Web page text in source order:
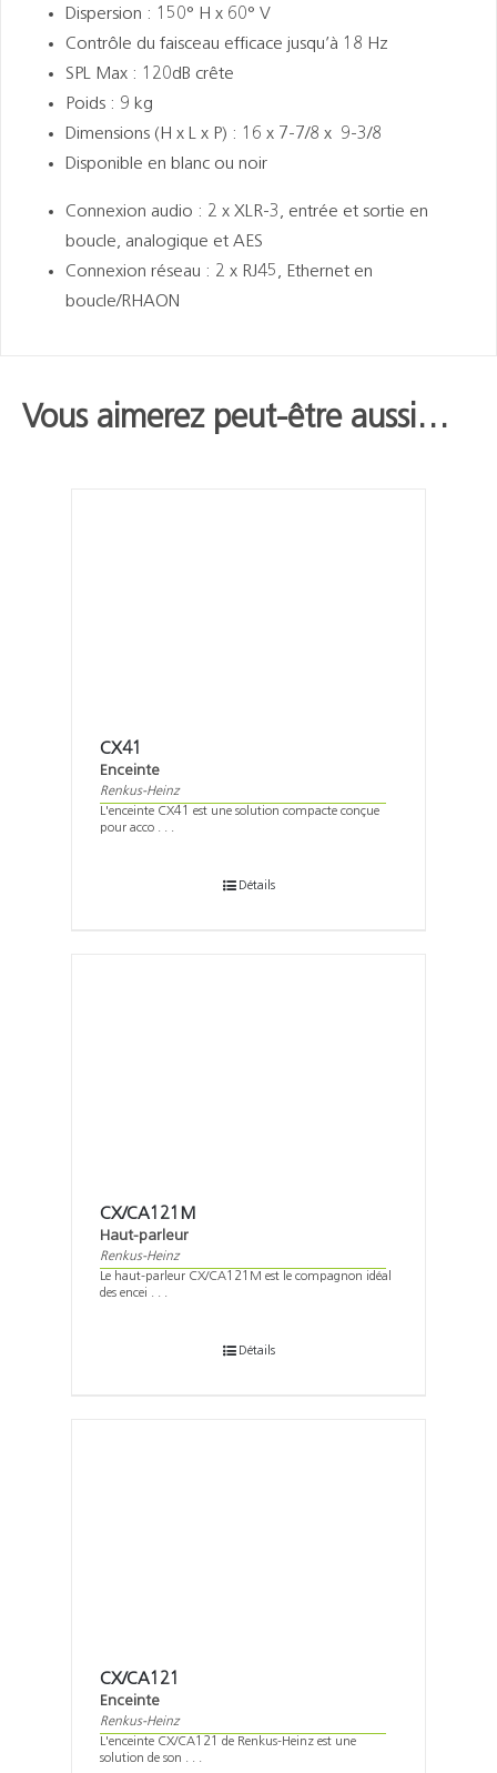
Dispersion : 150° H x 60° V
Contrôle du faisceau efficace jusqu’à 18 Hz
SPL Max : 120dB crête
Poids : 9 kg
Dimensions (H x L x P) : 16 x 7-7/8 x 9-3/8
Disponible en blanc ou noir
Connexion audio : 2 x XLR-3, entrée et sortie en
boucle, analogique et AES
Connexion réseau : 2 x RJ45, Ethernet en
boucle/RHAON
Vous aimerez peut-être aussi…
CX41
Enceinte
Renkus-Heinz
L'enceinte CX41 est une solution compacte conçue
pour acco . . .
Détails
CX/CA121M
Haut-parleur
Renkus-Heinz
Le haut-parleur CX/CA121M est le compagnon idéal
des encei . . .
Détails
CX/CA121
Enceinte
Renkus-Heinz
L'enceinte CX/CA121 de Renkus-Heinz est une
solution de son . . .